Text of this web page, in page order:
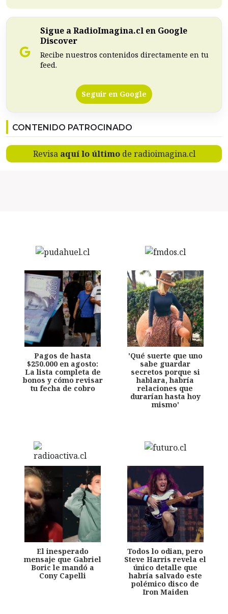
Sigue a RadioImagina.cl en Google
Discover
Recibe nuestros contenidos directamente en tu
feed.
Seguir en Google
CONTENIDO PATROCINADO
Revisa aquí lo últimode radioimagina.cl
Pagos de hasta
$250.000 en agosto:
La lista completa de
bonos y cómo revisar
tu fecha de cobro
'Qué suerte que uno
sabe guardar
secretos porque si
hablara, habría
relaciones que
durarían hasta hoy
mismo'
El inesperado
mensaje que Gabriel
Boric le mandó a
Cony Capelli
Todos lo odian, pero
Steve Harris revela el
único detalle que
habría salvado este
polémico disco de
Iron Maiden